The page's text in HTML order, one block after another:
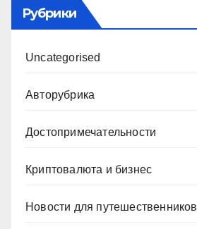
Рубрики
Uncategorised
Авторубрика
Достопримечательности
Криптовалюта и бизнес
Новости для путешественников